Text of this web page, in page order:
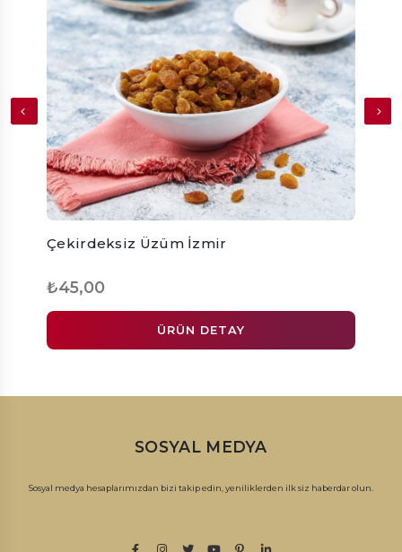
Çekirdeksiz Üzüm İzmir
₺45,00
ÜRÜN DETAY
SOSYAL MEDYA
Sosyal medya hesaplarımızdan bizi takip edin, yeniliklerden ilk siz haberdar olun.